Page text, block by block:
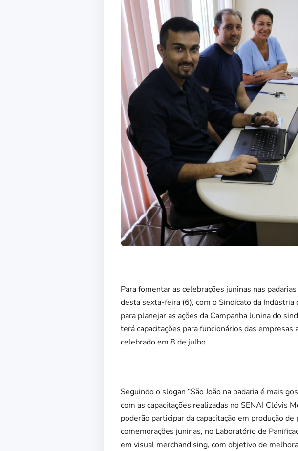
Para fomentar as celebrações juninas nas
desta sexta-feira (6), com o Sindicato da
para planejar as ações da Campanha Junina do
terá capacitações para funcionários das
celebrado em 8 de julho.
Seguindo o slogan “São João na padaria é mais
com as capacitações realizadas no SENAI Clóvis
poderão participar da capacitação em produção
comemorações juninas, no Laboratório de
em visual merchandising, com objetivo de